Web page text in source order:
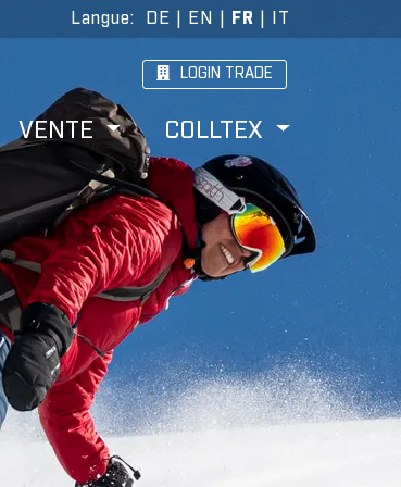
Langue: DE EN FR IT
LOGIN TRADE
VENTE COLLTEX